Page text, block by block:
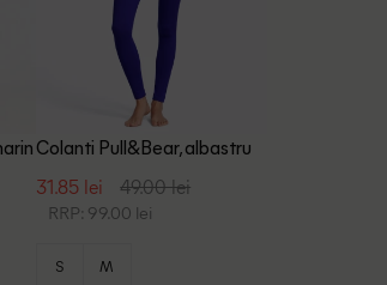
Colanti Pull&Bear, albastru
31.85 lei 49.00 lei
RRP: 99.00 lei
S M